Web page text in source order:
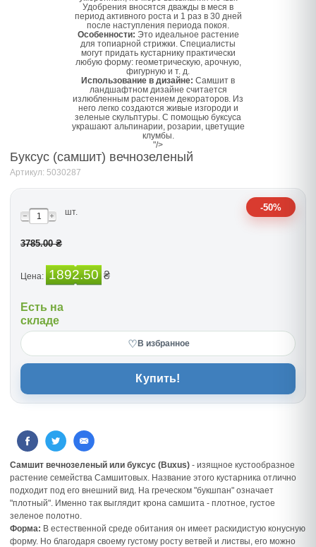
Удобрения вносятся дважды в меся в
период активного роста и 1 раз в 30 дней
после наступления периода покоя.
Особенности: Это идеальное растение
для топиарной стрижки. Специалисты
могут придать кустарнику практически
любую форму: геометрическую, арочную,
фигурную и т. д.
Использование в дизайне: Самшит в
ландшафтном дизайне считается
излюбленным растением декораторов. Из
него легко создаются живые изгороди и
зеленые скульптуры. С помощью буксуса
украшают альпинарии, розарии, цветущие
клумбы.
"/>
Буксус (самшит) вечнозеленый
Артикул: 5030287
-50%
шт.
3785.00 ₴
Цена: 1892.50 ₴
Есть на
складе
♡ В избранное
Купить!
Самшит вечнозеленый или буксус (Buxus) - изящное кустообразное
растение семейства Самшитовых. Название этого кустарника отлично
подходит под его внешний вид. На греческом "букшпан" означает
"плотный". Именно так выглядит крона самшита - плотное, густое
зеленое полотно.
Форма: В естественной среде обитания он имеет раскидистую конусную
форму. Но благодаря своему густому росту ветвей и листвы, его можно